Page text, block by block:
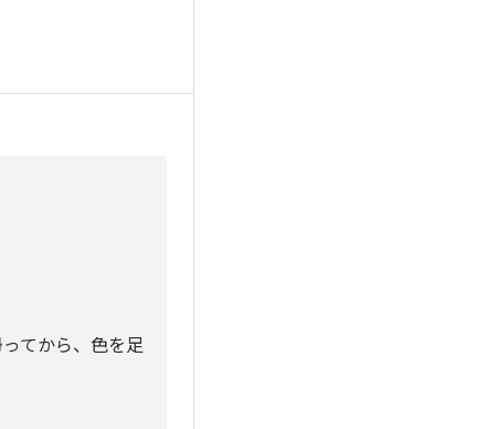
てから、色を足